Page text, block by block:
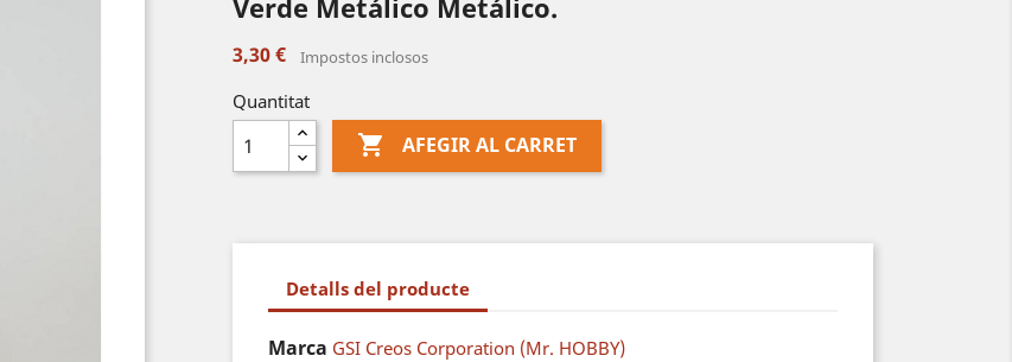
Verde Metálico Metálico.
3,30 € Impostos inclosos
Quantitat
 AFEGIR AL CARRET
Detalls del producte
Marca GSI Creos Corporation (Mr. HOBBY)